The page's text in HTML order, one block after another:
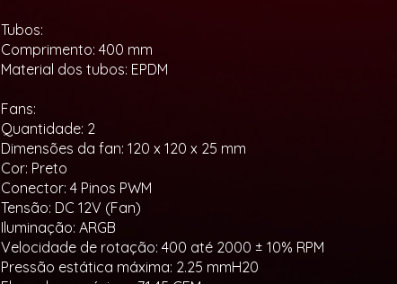
Tubos:
Comprimento: 400 mm
Material dos tubos: EPDM
Fans:
Quantidade: 2
Dimensões da fan: 120 x 120 x 25 mm
Cor: Preto
Conector: 4 Pinos PWM
Tensão: DC 12V (Fan)
Iluminação: ARGB
Velocidade de rotação: 400 até 2000 ± 10% RPM
Pressão estática máxima: 2.25 mmH20